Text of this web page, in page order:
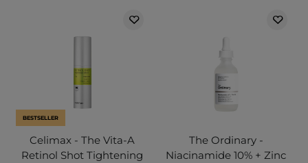
BESTSELLER
Celimax - The Vita-A
Retinol Shot Tightening
The Ordinary -
Niacinamide 10% + Zinc